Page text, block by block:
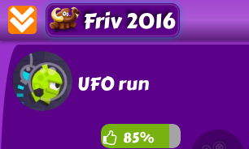
Friv 2016
UFO run
85%